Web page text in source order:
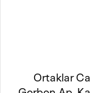
Ortaklar